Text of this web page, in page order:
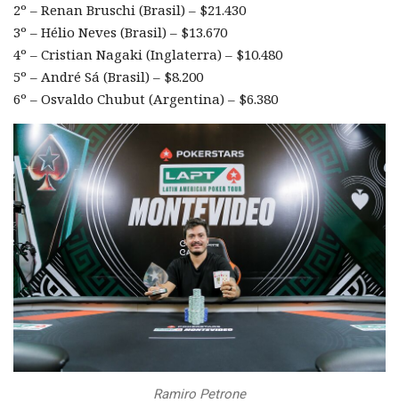
2º – Renan Bruschi (Brasil) – $21.430
3º – Hélio Neves (Brasil) – $13.670
4º – Cristian Nagaki (Inglaterra) – $10.480
5º – André Sá (Brasil) – $8.200
6º – Osvaldo Chubut (Argentina) – $6.380
Ramiro Petrone